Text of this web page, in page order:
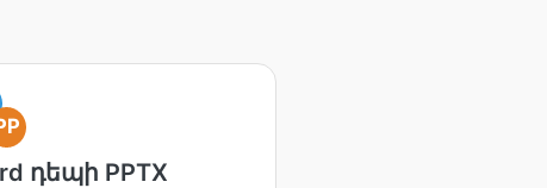
դեպի PPTX